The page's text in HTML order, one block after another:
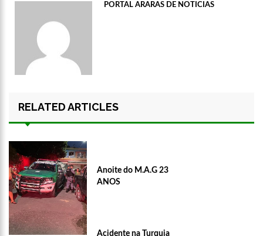
PORTAL ARARAS DE NOTICIAS
RELATED ARTICLES
Anoite do M.A.G 23
ANOS
Acidente na Turquia